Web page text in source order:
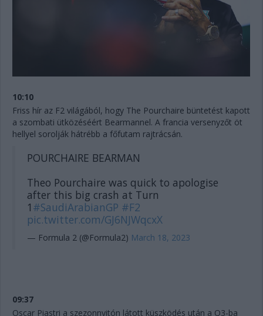
10:10
Friss hír az F2 világából, hogy The Pourchaire büntetést kapott
a szombati ütközéséért Bearmannel. A francia versenyzőt öt
hellyel sorolják hátrébb a főfutam rajtrácsán.
POURCHAIRE BEARMAN
Theo Pourchaire was quick to apologise
after this big crash at Turn
1 #SaudiArabianGP #F2
pic.twitter.com/GJ6NJWqcxX
— Formula 2 (@Formula2) March 18, 2023
09:37
Oscar Piastri a szezonnyitón látott küszködés után a Q3-ba